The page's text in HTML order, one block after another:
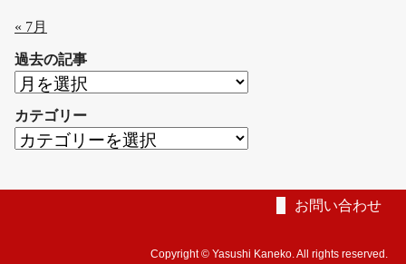
« 7月
過去の記事
過
の
記
カテゴリー
カ
お問い合わせ
Copyright © Yasushi Kaneko. All rights reserved.